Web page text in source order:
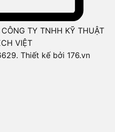
TY TNHH KỸ THUẬT
VIỆT
Thiết kế bởi 176.vn